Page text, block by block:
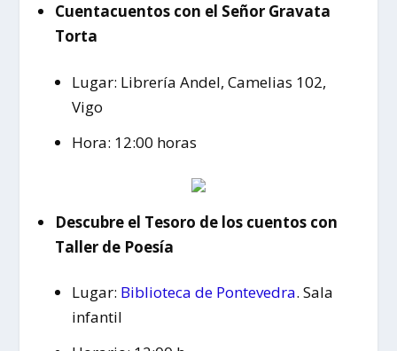
Cuentacuentos con el Señor Gravata
Torta
Lugar: Librería Andel, Camelias 102,
Vigo
Hora: 12:00 horas
Descubre el Tesoro de los cuentos con
Taller de Poesía
Lugar: Biblioteca de Pontevedra. Sala
infantil